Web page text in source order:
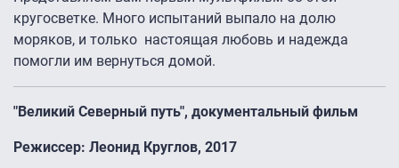
кругосветке. Много испытаний выпало на долю
моряков, и только настоящая любовь и надежда
помогли им вернуться домой.
"Великий Северный путь", документальный фильм
Режиссер: Леонид Круглов, 2017